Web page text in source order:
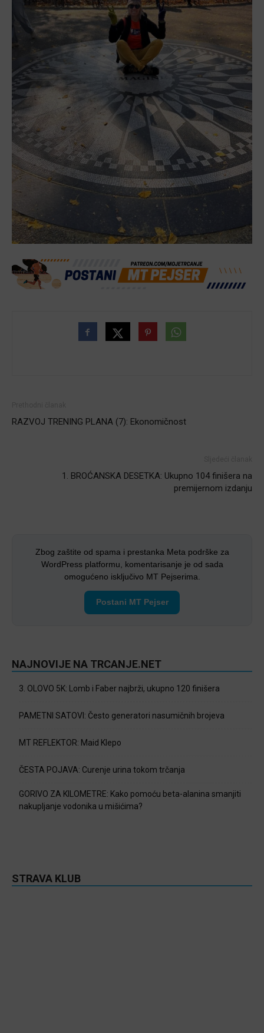
RAZVOJ TRENING PLANA (7): Ekonomičnost
1. BROĆANSKA DESETKA: Ukupno 104 finišera na
premijernom izdanju
Zbog zaštite od spama i prestanka Meta podrške za
WordPress platformu, komentarisanje je od sada
omogućeno isključivo MT Pejserima.
Postani MT Pejser
NAJNOVIJE NA TRCANJE.NET
3. OLOVO 5K: Lomb i Faber najbrži, ukupno 120 finišera
PAMETNI SATOVI: Često generatori nasumičnih brojeva
MT REFLEKTOR: Maid Klepo
ČESTA POJAVA: Curenje urina tokom trčanja
GORIVO ZA KILOMETRE: Kako pomoću beta-alanina smanjiti
nakupljanje vodonika u mišićima?
STRAVA KLUB